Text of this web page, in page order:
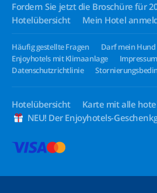
Fordern Sie jetzt die Broschüre für
Hotelübersicht
Mein Hotel
Häufig gestellte Fragen
Darf mein
Enjoyhotels mit Klimaanlage
Impressum
Datenschutzrichtlinie
Hotelübersicht Karte mit alle
NEU! Der Enjoyhotels-